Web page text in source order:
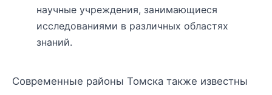
научные учреждения, занимающиеся
исследованиями в различных областях
знаний.
Современные районы Томска также известны